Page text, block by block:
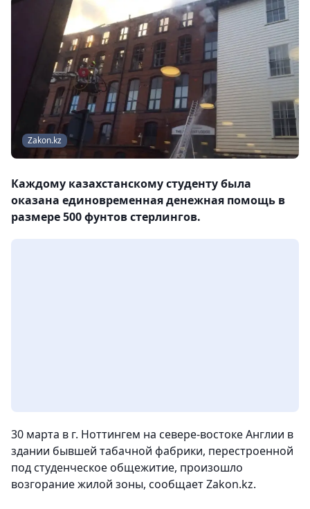
Zakon.kz
Каждому казахстанскому студенту была
оказана единовременная денежная помощь в
размере 500 фунтов стерлингов.
30 марта в г. Ноттингем на севере-востоке Англии в
здании бывшей табачной фабрики, перестроенной
под студенческое общежитие, произошло
возгорание жилой зоны, сообщает Zakon.kz.